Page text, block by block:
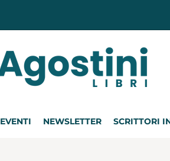
EVENTI NEWSLETTER SCRITTORI